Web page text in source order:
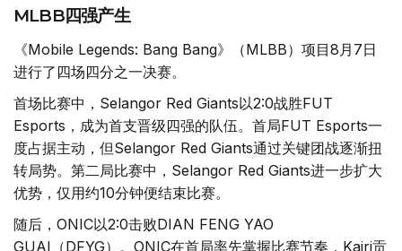
MLBB四强产生
《Mobile Legends: Bang Bang》（MLBB）项目8月7日
进行了四场四分之一决赛。
首场比赛中，Selangor Red Giants以2:0战胜FUT
Esports，成为首支晋级四强的队伍。首局FUT Esports一
度占据主动，但Selangor Red Giants通过关键团战逐渐扭
转局势。第二局比赛中，Selangor Red Giants进一步扩大
优势，仅用约10分钟便结束比赛。
随后，ONIC以2:0击败DIAN FENG YAO
GUAI（DFYG）。ONIC在首局率先掌握比赛节奏，Kairi贡